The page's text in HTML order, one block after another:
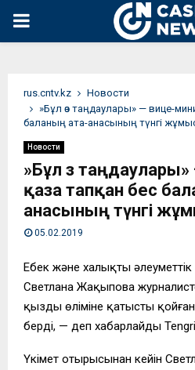
PRIMARY
rus.cntv.kz
Новости
​»Бұл өз таңдаулары» — вице-
баланың ата-анасының түнгі
Новости
​»Бұл өз
қаза тапқан бес
анасының түнгі
05.02.2019
Еңбек және халықты
Светлана Жақыпова
қыздың өліміне қатысты
берді, — деп хабарлайды
Үкімет отырысынан кейін